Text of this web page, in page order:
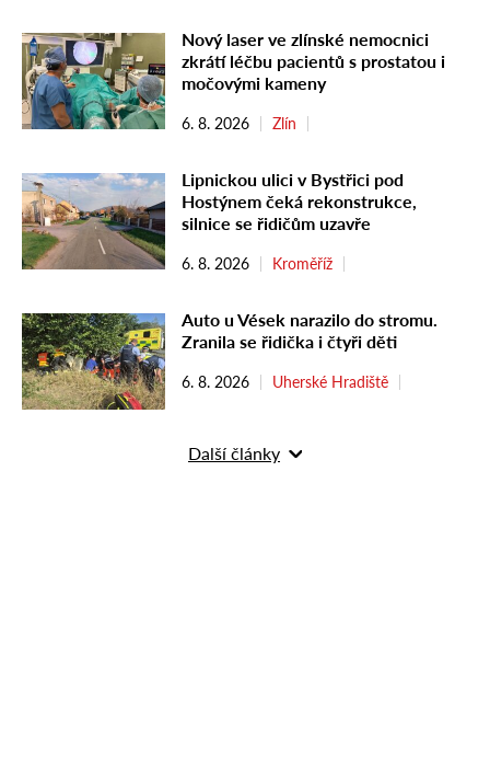
Nový laser ve zlínské nemocnici
zkrátí léčbu pacientů s prostatou i
močovými kameny
6. 8. 2026 Zlín
Lipnickou ulici v Bystřici pod
Hostýnem čeká rekonstrukce,
silnice se řidičům uzavře
6. 8. 2026 Kroměříž
Auto u Vések narazilo do stromu.
Zranila se řidička i čtyři děti
6. 8. 2026 Uherské Hradiště
Další články